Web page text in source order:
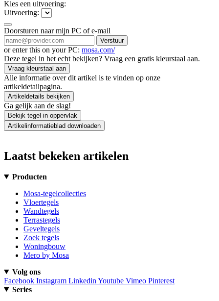
Kies een uitvoering:
Uitvoering:
Doorsturen naar mijn PC of e-mail
Verstuur
or enter this on your PC: mosa.com/
Deze tegel in het echt bekijken? Vraag een gratis kleurstaal aan.
Vraag kleurstaal aan
Alle informatie over dit artikel is te vinden op onze
artikeldetailpagina.
Artikeldetails bekijken
Ga gelijk aan de slag!
Bekijk tegel in oppervlak
Artikelinformatieblad downloaden
Laatst bekeken artikelen
Producten
Mosa-tegelcollecties
Vloertegels
Wandtegels
Terrastegels
Geveltegels
Zoek tegels
Woningbouw
Mero by Mosa
Volg ons
Facebook Instagram Linkedin Youtube Vimeo Pinterest
Series